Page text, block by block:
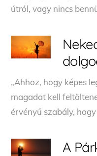
útról, vagy nincs
„Ahhoz, hogy képes
magadat kell
érvényű szabály,
A